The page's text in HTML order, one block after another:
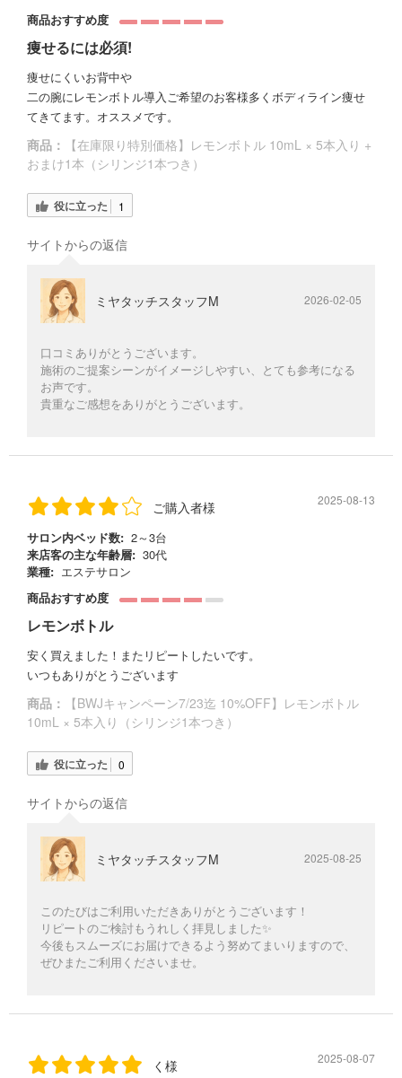
商品おすすめ度
痩せるには必須!
痩せにくいお背中や
二の腕にレモンボトル導入ご希望のお客様多くボディライン痩せ
てきてます。オススメです。
商品：
【在庫限り特別価格】レモンボトル 10mL × 5本入り +
おまけ1本（シリンジ1本つき）
役に立った 1
サイトからの返信
ミヤタッチスタッフM 2026-02-05
口コミありがとうございます。
施術のご提案シーンがイメージしやすい、とても参考になる
お声です。
貴重なご感想をありがとうございます。
ご購入者様 2025-08-13
サロン内ベッド数: 2～3台
来店客の主な年齢層: 30代
業種: エステサロン
商品おすすめ度
レモンボトル
安く買えました！またリピートしたいです。
いつもありがとうございます
商品：
【BWJキャンペーン7/23迄 10%OFF】レモンボトル
10mL × 5本入り（シリンジ1本つき）
役に立った 0
サイトからの返信
ミヤタッチスタッフM 2025-08-25
このたびはご利用いただきありがとうございます！
リピートのご検討もうれしく拝見しました✨
今後もスムーズにお届けできるよう努めてまいりますので、
ぜひまたご利用くださいませ。
く様 2025-08-07